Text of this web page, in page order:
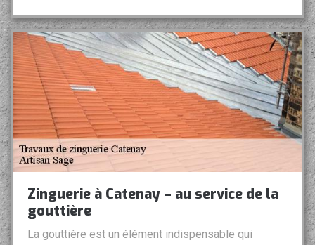
Zinguerie à Catenay – au service de la
gouttière
La gouttière est un élément indispensable qui